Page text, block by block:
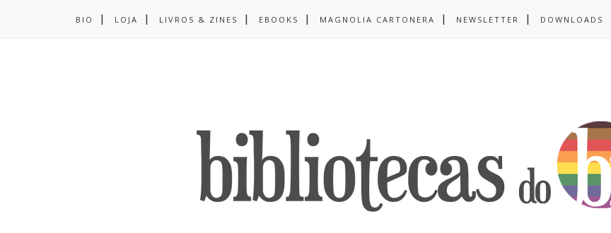
BIO LOJA LIVROS & ZINES EBOOKS MAGNOLIA CARTONERA NEWSLETTER DOWNLOADS